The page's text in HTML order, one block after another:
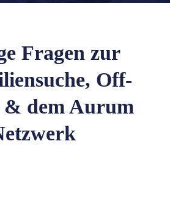
Fragen zur
Off-
dem Aurum